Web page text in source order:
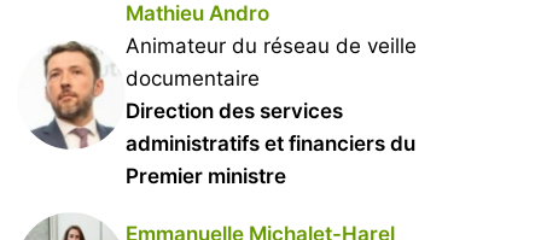
Mathieu Andro
Animateur du réseau de veille
documentaire
Direction des services
administratifs et financiers du
Premier ministre
Emmanuelle Michalet-Harel